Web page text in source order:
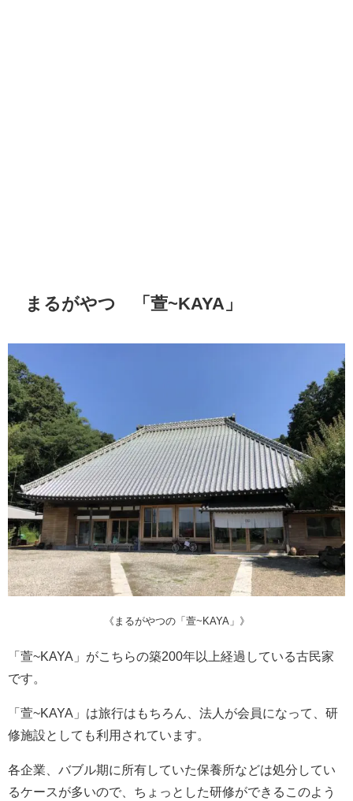
まるがやつ 「萱~KAYA」
《まるがやつの「萱~KAYA」》
「萱~KAYA」がこちらの築200年以上経過している古民家
です。
「萱~KAYA」は旅行はもちろん、法人が会員になって、研
修施設としても利用されています。
各企業、バブル期に所有していた保養所などは処分してい
るケースが多いので、ちょっとした研修ができるこのよう